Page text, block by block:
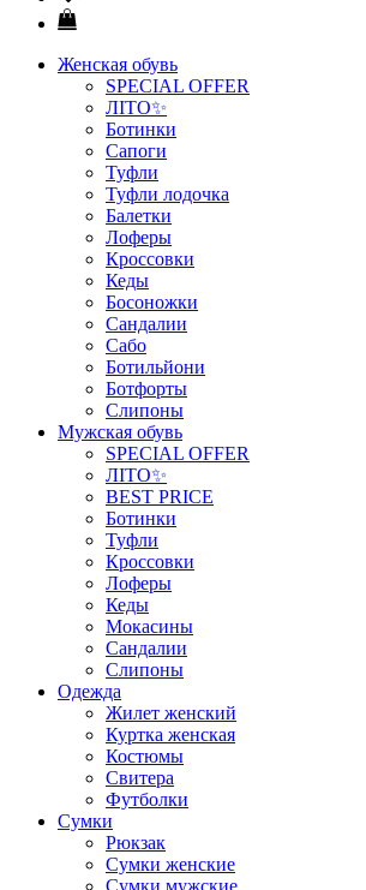
Женская обувь
SPECIAL OFFER
ЛІТО✨
Ботинки
Сапоги
Туфли
Туфли лодочка
Балетки
Лоферы
Кроссовки
Кеды
Босоножки
Сандалии
Сабо
Ботильйони
Ботфорты
Слипоны
Мужская обувь
SPECIAL OFFER
ЛІТО✨
BEST PRICE
Ботинки
Туфли
Кроссовки
Лоферы
Кеды
Мокасины
Сандалии
Слипоны
Одежда
Жилет женский
Куртка женская
Костюмы
Свитера
Футболки
Сумки
Рюкзак
Сумки женские
Сумки мужские